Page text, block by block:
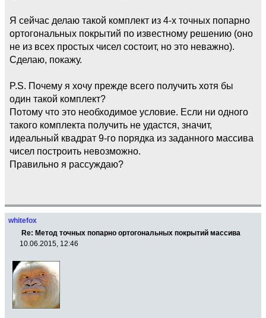
Я сейчас делаю такой комплект из 4-х точных попарно
ортогональных покрытий по известному решению (оно
не из всех простых чисел состоит, но это неважно).
Сделаю, покажу.
P.S. Почему я хочу прежде всего получить хотя бы
один такой комплект?
Потому что это необходимое условие. Если ни одного
такого комплекта получить не удастся, значит,
идеальный квадрат 9-го порядка из заданного массива
чисел построить невозможно.
Правильно я рассуждаю?
whitefox
Re: Метод точных попарно ортогональных покрытий массива
10.06.2015, 12:46